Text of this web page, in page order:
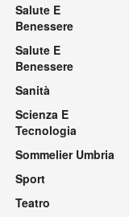
Salute E
Benessere
Salute E
Benessere
Sanità
Scienza E
Tecnologia
Sommelier Umbria
Sport
Teatro